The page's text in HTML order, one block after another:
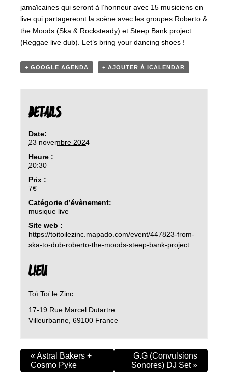
jamaïcaines qui seront à l’honneur avec 15 musiciens en
live qui partagereont la scène avec les groupes Roberto &
the Moods (Ska & Rocksteady) et Steep Bank project
(Reggae live dub). Let’s bring your dancing shoes !
+ GOOGLE AGENDA + AJOUTER À ICALENDAR
DETAILS
Date:
23 novembre 2024
Heure :
20:30
Prix :
7€
Catégorie d’évènement:
musique live
Site web :
https://toitoilezinc.mapado.com/event/447823-from-
ska-to-dub-roberto-the-moods-steep-bank-project
LIEU
Toï Toï le Zinc
17-19 Rue Marcel Dutartre
Villeurbanne, 69100 France
«Astral Bakers +
Cosmo Pyke
G.G (Convulsions
Sonores) DJ Set»